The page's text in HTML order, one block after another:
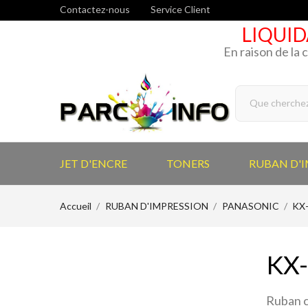
Contactez-nous Service Client
En raison de la
JET D'ENCRE TONERS RUBAN
Accueil RUBAN D'IMPRESSION PANASONIC
Ruban